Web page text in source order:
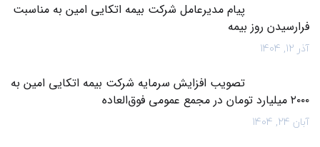
پیام مدیرعامل شرکت بیمه اتکایی امین به مناسبت
فرارسیدن روز بیمه
آذر 12, 1404
تصویب افزایش سرمایه شرکت بیمه اتکایی امین به
۲۰۰۰ میلیارد تومان در مجمع عمومی فوق‌العاده
آبان 24, 1404